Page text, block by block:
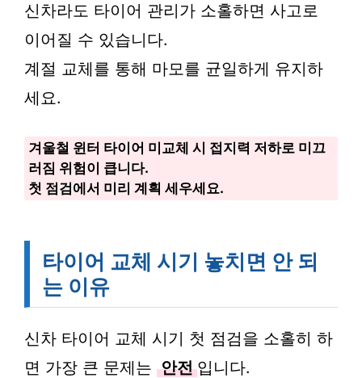
신차라도 타이어 관리가 소홀하면 사고로
이어질 수 있습니다.
계절 교체를 통해 마모를 균일하게 유지하
세요.
겨울철 윈터 타이어 미교체 시 접지력 저하로 미끄
러짐 위험이 큽니다.
첫 점검에서 미리 계획 세우세요.
타이어 교체 시기 놓치면 안 되
는 이유
신차 타이어 교체 시기 첫 점검을 소홀히 하
면 가장 큰 문제는 안전 입니다.